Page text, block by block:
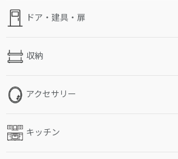
ドア・建具・扉
収納
アクセサリー
キッチン